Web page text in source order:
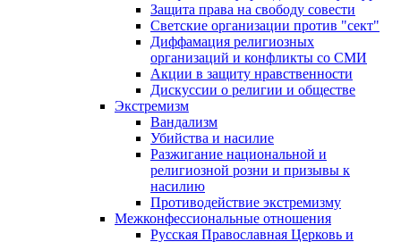
Защита права на свободу совести
Светские организации против "сект"
Диффамация религиозных
организаций и конфликты со СМИ
Акции в защиту нравственности
Дискуссии о религии и обществе
Экстремизм
Вандализм
Убийства и насилие
Разжигание национальной и
религиозной розни и призывы к
насилию
Противодействие экстремизму
Межконфессиональные отношения
Русская Православная Церковь и